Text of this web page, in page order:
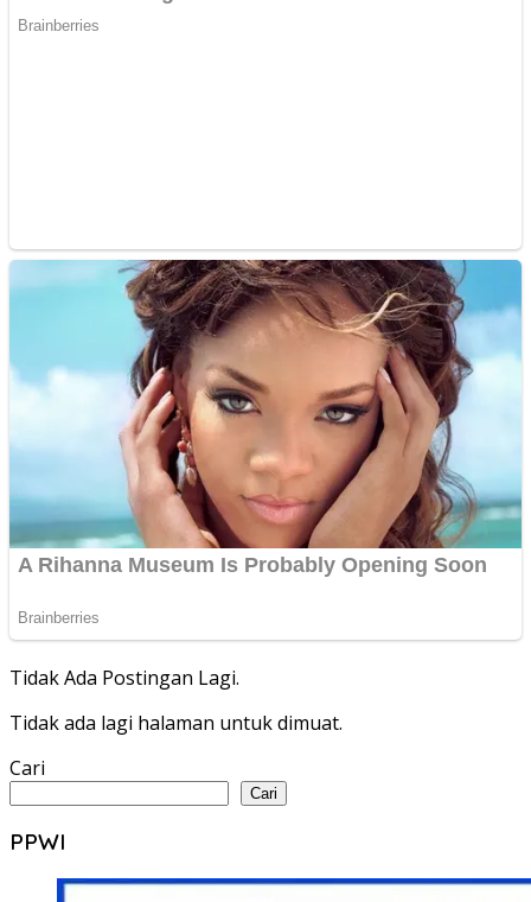
Tidak Ada Postingan Lagi.
Tidak ada lagi halaman untuk dimuat.
Cari
Cari
PPWI